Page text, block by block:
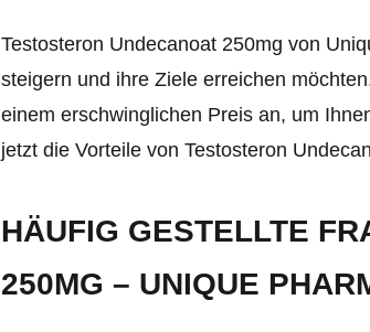
Testosteron Undecanoat 250mg von
steigern und ihre Ziele erreichen
einem erschwinglichen Preis an, um
jetzt die Vorteile von Testosteron
HÄUFIG GESTELLTE
250MG – UNIQUE